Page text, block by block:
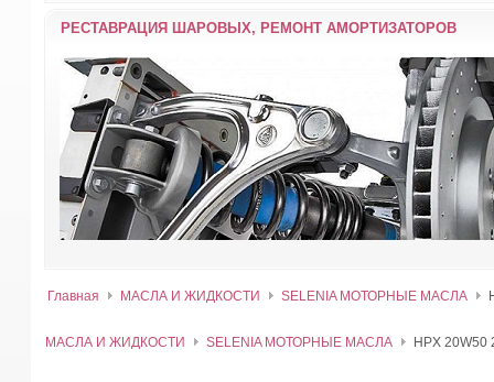
РЕСТАВРАЦИЯ ШАРОВЫХ, РЕМОНТ АМОРТИЗАТОРОВ
Главная МАСЛА И ЖИДКОСТИ SELENIA МОТОРНЫЕ МАСЛА
МАСЛА И ЖИДКОСТИ SELENIA МОТОРНЫЕ МАСЛА HPX 20W50